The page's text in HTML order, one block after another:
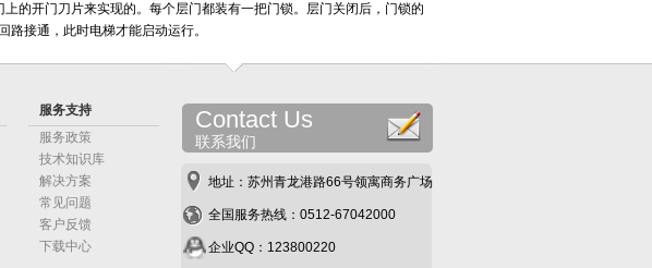
的开门刀片来实现的。每个层门都装有一把门锁。层门关闭后，门锁的
接通，此时电梯才能启动运行。
服务支持
服务政策
技术知识库
解决方案
常见问题
客户反馈
下载中心
Contact Us
联系我们
地址：苏州青龙港路66号领寓商务广场
全国服务热线：0512-67042000
企业QQ：123800220